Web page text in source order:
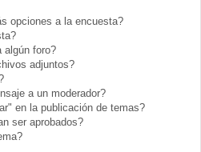
opciones a la encuesta?
algún foro?
adjuntos?
a un moderador?
en la publicación de temas?
ser aprobados?